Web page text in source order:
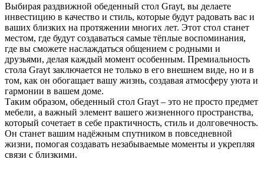
Выбирая раздвижной обеденный стол Grayt, вы делаете
инвестицию в качество и стиль, которые будут радовать вас и
ваших близких на протяжении многих лет. Этот стол станет
местом, где будут создаваться самые тёплые воспоминания,
где вы сможете наслаждаться общением с родными и
друзьями, делая каждый момент особенным. Премиальность
стола Grayt заключается не только в его внешнем виде, но и в
том, как он обогащает вашу жизнь, создавая атмосферу уюта и
гармонии в вашем доме.
Таким образом, обеденный стол Grayt – это не просто предмет
мебели, а важный элемент вашего жизненного пространства,
который сочетает в себе практичность, стиль и долговечность.
Он станет вашим надёжным спутником в повседневной
жизни, помогая создавать незабываемые моменты и укрепляя
связи с близкими.